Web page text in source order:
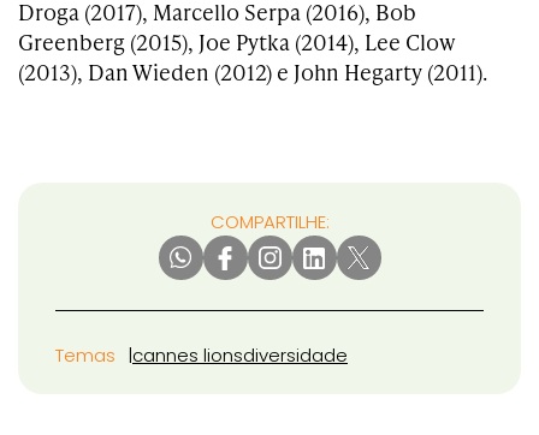
Droga (2017), Marcello Serpa (2016), Bob
Greenberg (2015), Joe Pytka (2014), Lee Clow
(2013), Dan Wieden (2012) e John Hegarty (2011).
COMPARTILHE:
Temas cannes lionsdiversidade